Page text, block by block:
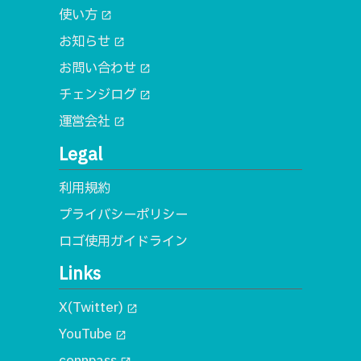
使い方 open_in_new
お知らせ open_in_new
お問い合わせ open_in_new
チェンジログ open_in_new
運営会社 open_in_new
Legal
利用規約
プライバシーポリシー
ロゴ使用ガイドライン
Links
X(Twitter) open_in_new
YouTube open_in_new